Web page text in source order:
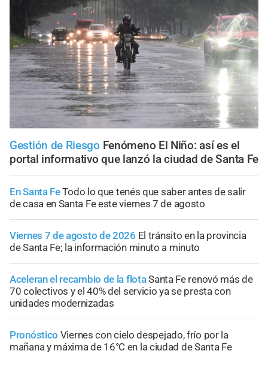
Gestión de Riesgo Fenómeno El Niño: así es el
portal informativo que lanzó la ciudad de Santa Fe
En Santa FeTodo lo que tenés que saber antes de salir
de casa en Santa Fe este viernes 7 de agosto
Viernes 7 de agosto de 2026 El tránsito en la provincia
de Santa Fe; la información minuto a minuto
Aceleran el recambio de la flotaSanta Fe renovó más de
70 colectivos y el 40% del servicio ya se presta con
unidades modernizadas
Pronóstico Viernes con cielo despejado, frío por la
mañana y máxima de 16°C en la ciudad de Santa Fe